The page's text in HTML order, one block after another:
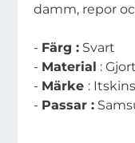
damm, repor
- Färg : Svart
- Material :
- Märke : Itskins
- Passar :